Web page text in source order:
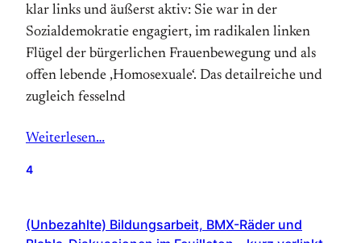
klar links und äußerst aktiv: Sie war in der
Sozialdemokratie engagiert, im radikalen linken
Flügel der bürgerlichen Frauenbewegung und als
offen lebende ‚Homosexuale‘. Das detailreiche und
zugleich fesselnd
Weiterlesen…
4
(Unbezahlte) Bildungsarbeit, BMX-Räder und